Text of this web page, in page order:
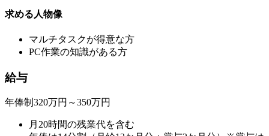
求める人物像
マルチタスクが得意な方
PC作業の知識がある方
給与
年俸制320万円～350万円
月20時間の残業代を含む